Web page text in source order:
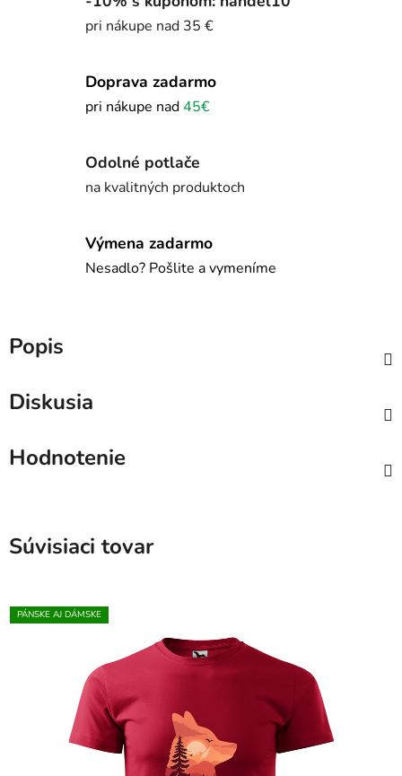
pri nákupe nad 35 €
Doprava zadarmo
pri nákupe nad45€
Odolné potlače
na kvalitných produktoch
Výmena zadarmo
Nesadlo? Pošlite a vymeníme
Popis
Diskusia
Hodnotenie
Súvisiaci tovar
PÁNSKE AJ DÁMSKE